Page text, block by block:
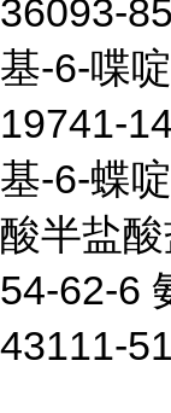
36093-
基-6-喋
19741-
基-6-蝶
酸半盐
54-62-6
43111-